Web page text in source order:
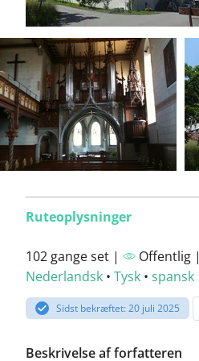
Ruteoplysninger
102 gange set | Offentlig |
Nederlandsk • Tysk • spansk
Sidst bekræftet: 20 juli 2025
Beskrivelse af forfatteren